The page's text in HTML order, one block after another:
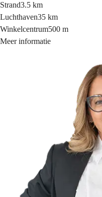
Strand3.5 km
Luchthaven35 km
Winkelcentrum500 m
Meer informatie